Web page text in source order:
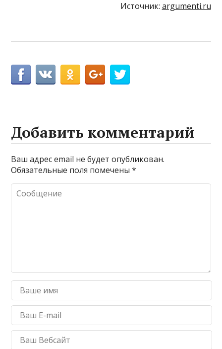
Источник: argumenti.ru
Добавить комментарий
Ваш адрес email не будет опубликован.
Обязательные поля помечены*